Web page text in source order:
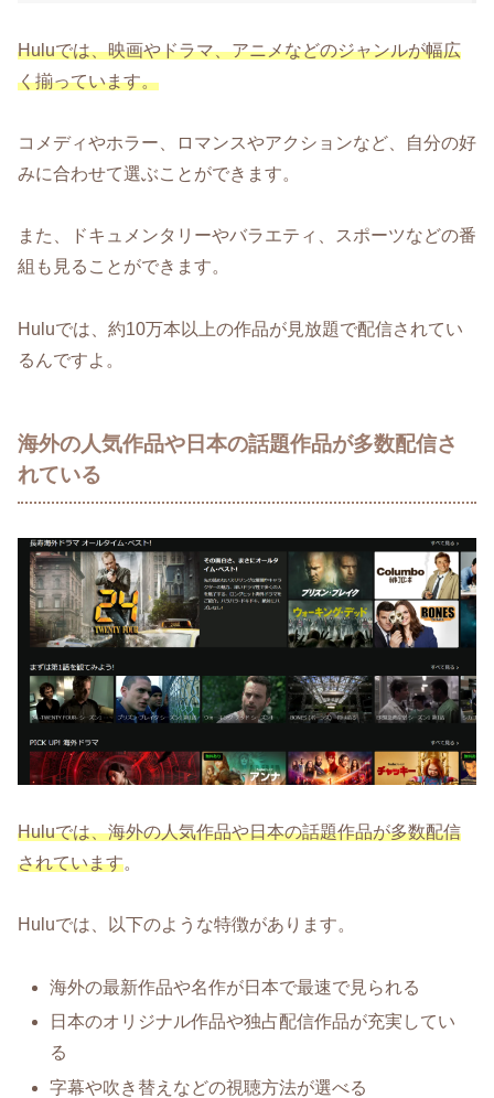
Huluでは、映画やドラマ、アニメなどのジャンルが幅広
く揃っています。
コメディやホラー、ロマンスやアクションなど、自分の好
みに合わせて選ぶことができます。
また、ドキュメンタリーやバラエティ、スポーツなどの番
組も見ることができます。
Huluでは、約10万本以上の作品が見放題で配信されてい
るんですよ。
海外の人気作品や日本の話題作品が多数配信さ
れている
Huluでは、海外の人気作品や日本の話題作品が多数配信
されています。
Huluでは、以下のような特徴があります。
海外の最新作品や名作が日本で最速で見られる
日本のオリジナル作品や独占配信作品が充実してい
る
字幕や吹き替えなどの視聴方法が選べる